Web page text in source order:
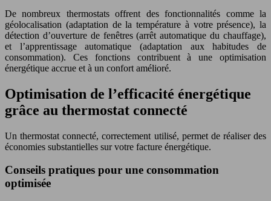
De nombreux thermostats offrent des fonctionnalités comme la
géolocalisation (adaptation de la température à votre présence), la
détection d’ouverture de fenêtres (arrêt automatique du chauffage),
et l’apprentissage automatique (adaptation aux habitudes de
consommation). Ces fonctions contribuent à une optimisation
énergétique accrue et à un confort amélioré.
Optimisation de l’efficacité énergétique
grâce au thermostat connecté
Un thermostat connecté, correctement utilisé, permet de réaliser des
économies substantielles sur votre facture énergétique.
Conseils pratiques pour une consommation
optimisée